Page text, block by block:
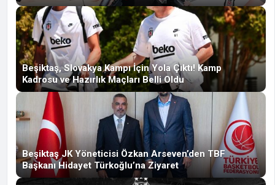
Beşiktaş, Slovakya Kampı İçin Yola Çıktı! Kamp
Kadrosu ve Hazırlık Maçları Belli Oldu
Beşiktaş JK Yöneticisi Özkan Arseven’den TBF
Başkanı Hidayet Türkoğlu’na Ziyaret